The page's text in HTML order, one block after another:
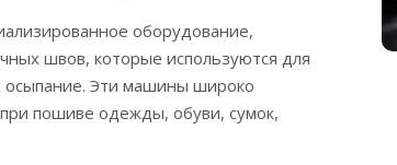
оборудование,
швов, которые используются для
Эти машины широко
пошиве одежды, обуви, сумок,